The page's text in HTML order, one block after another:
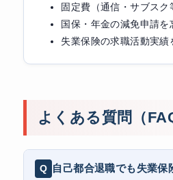
固定費（通信・サブスク
国保・年金の減免申請を
失業保険の求職活動実績
よくある質問（
自己都合退職でも失業保